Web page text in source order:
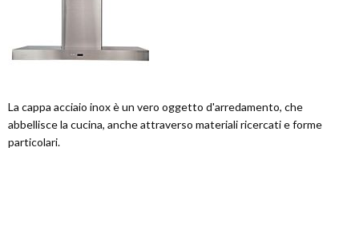
La cappa acciaio inox è un vero oggetto d'arredamento, che
abbellisce la cucina, anche attraverso materiali ricercati e forme
particolari.